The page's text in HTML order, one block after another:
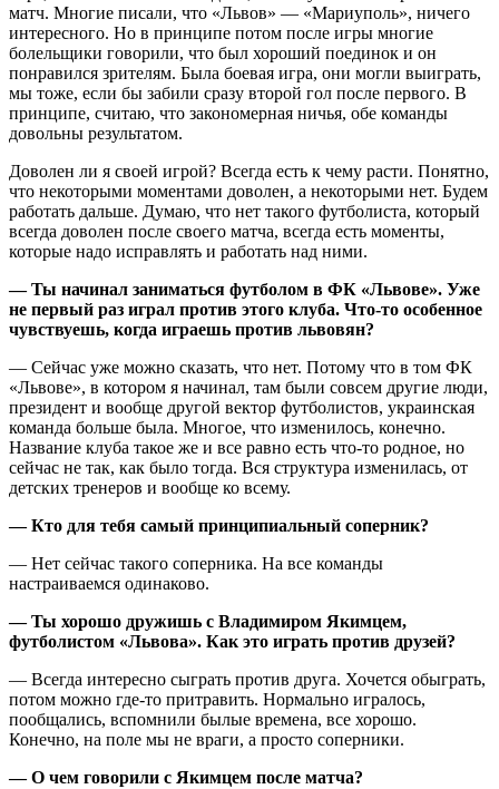
матч. Многие писали, что «Львов» — «Мариуполь», ничего
интересного. Но в принципе потом после игры многие
болельщики говорили, что был хороший поединок и он
понравился зрителям. Была боевая игра, они могли выиграть,
мы тоже, если бы забили сразу второй гол после первого. В
принципе, считаю, что закономерная ничья, обе команды
довольны результатом.
Доволен ли я своей игрой? Всегда есть к чему расти. Понятно,
что некоторыми моментами доволен, а некоторыми нет. Будем
работать дальше. Думаю, что нет такого футболиста, который
всегда доволен после своего матча, всегда есть моменты,
которые надо исправлять и работать над ними.
— Ты начинал заниматься футболом в ФК «Львове». Уже
не первый раз играл против этого клуба. Что-то особенное
чувствуешь, когда играешь против львовян?
— Сейчас уже можно сказать, что нет. Потому что в том ФК
«Львове», в котором я начинал, там были совсем другие люди,
президент и вообще другой вектор футболистов, украинская
команда больше была. Многое, что изменилось, конечно.
Название клуба такое же и все равно есть что-то родное, но
сейчас не так, как было тогда. Вся структура изменилась, от
детских тренеров и вообще ко всему.
— Кто для тебя самый принципиальный соперник?
— Нет сейчас такого соперника. На все команды
настраиваемся одинаково.
— Ты хорошо дружишь с Владимиром Якимцем,
футболистом «Львова». Как это играть против друзей?
— Всегда интересно сыграть против друга. Хочется обыграть,
потом можно где-то притравить. Нормально игралось,
пообщались, вспомнили былые времена, все хорошо.
Конечно, на поле мы не враги, а просто соперники.
— О чем говорили с Якимцем после матча?